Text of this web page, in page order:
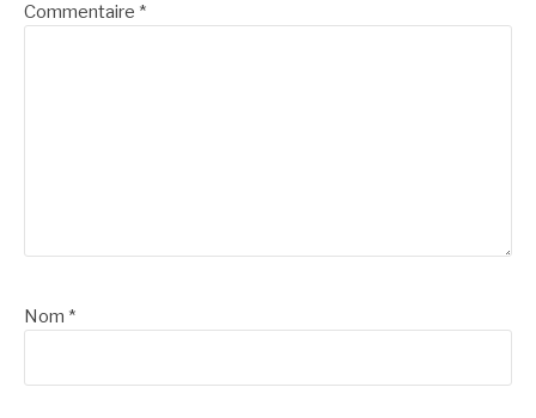
Commentaire *
Nom *